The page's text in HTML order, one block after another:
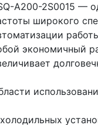
A200-2S0015 —
широкого
экономичный